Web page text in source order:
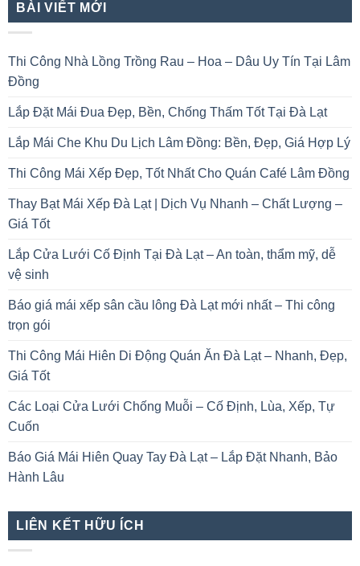
BÀI VIẾT MỚI
Thi Công Nhà Lồng Trồng Rau – Hoa – Dâu Uy Tín Tại Lâm
Đồng
Lắp Đặt Mái Đua Đẹp, Bền, Chống Thấm Tốt Tại Đà Lạt
Lắp Mái Che Khu Du Lịch Lâm Đồng: Bền, Đẹp, Giá Hợp Lý
Thi Công Mái Xếp Đẹp, Tốt Nhất Cho Quán Café Lâm Đồng
Thay Bạt Mái Xếp Đà Lạt | Dịch Vụ Nhanh – Chất Lượng –
Giá Tốt
Lắp Cửa Lưới Cố Định Tại Đà Lạt – An toàn, thẩm mỹ, dễ
vệ sinh
Báo giá mái xếp sân cầu lông Đà Lạt mới nhất – Thi công
trọn gói
Thi Công Mái Hiên Di Động Quán Ăn Đà Lạt – Nhanh, Đẹp,
Giá Tốt
Các Loại Cửa Lưới Chống Muỗi – Cố Định, Lùa, Xếp, Tự
Cuốn
Báo Giá Mái Hiên Quay Tay Đà Lạt – Lắp Đặt Nhanh, Bảo
Hành Lâu
LIÊN KẾT HỮU ÍCH